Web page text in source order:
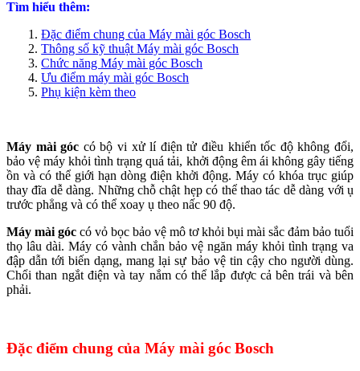
Tìm hiểu thêm:
Đặc điểm chung của Máy mài góc Bosch
Thông số kỹ thuật Máy mài góc Bosch
Chức năng Máy mài góc Bosch
Ưu điểm máy mài góc Bosch
Phụ kiện kèm theo
Máy mài góc có bộ vi xử lí điện tử điều khiển tốc độ không đổi,
bảo vệ máy khỏi tình trạng quá tải, khởi động êm ái không gây tiếng
ồn và có thể giới hạn dòng điện khởi động. Máy có khóa trục giúp
thay đĩa dễ dàng. Những chỗ chật hẹp có thể thao tác dễ dàng với ụ
trước phẳng và có thể xoay ụ theo nấc 90 độ.
Máy mài góc có vỏ bọc bảo vệ mô tơ khỏi bụi mài sắc đảm bảo tuổi
thọ lâu dài. Máy có vành chắn bảo vệ ngăn máy khỏi tình trạng va
đập dẫn tới biến dạng, mang lại sự bảo vệ tin cậy cho người dùng.
Chổi than ngắt điện và tay nắm có thể lắp được cả bên trái và bên
phải.
Đặc điểm chung của Máy mài góc Bosch